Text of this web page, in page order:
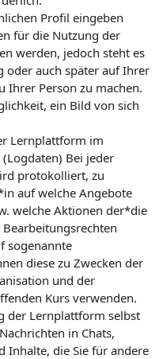
Profil eingeben
für die Nutzung der
werden, jedoch steht es
oder auch später auf Ihrer
Ihrer Person zu machen.
ein Bild von sich
Lernplattform im
Bei jeder
protokolliert, zu
auf welche Angebote
welche Aktionen der*die
sogenannte
diese zu Zwecken der
und der
Kurs verwenden.
der Lernplattform selbst
in Chats,
Inhalte, die Sie für andere